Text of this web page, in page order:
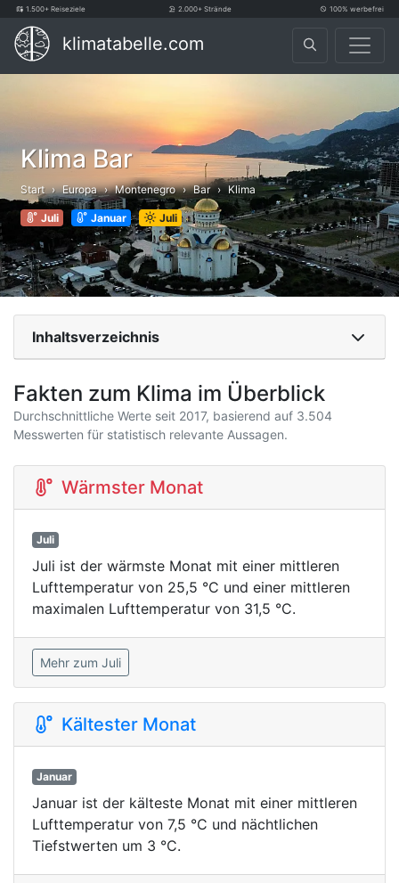
1.500+ Reiseziele 2.000+ Strände 100% werbefrei
klimatabelle.com
Klima Bar
Start Europa Montenegro Bar Klima
Juli Januar Juli
Inhaltsverzeichnis
Fakten zum Klima im Überblick
Durchschnittliche Werte seit 2017, basierend auf 3.504
Messwerten für statistisch relevante Aussagen.
Wärmster Monat
Juli
Juli ist der wärmste Monat mit einer mittleren
Lufttemperatur von 25,5 °C und einer mittleren
maximalen Lufttemperatur von 31,5 °C.
Mehr zum Juli
Kältester Monat
Januar
Januar ist der kälteste Monat mit einer mittleren
Lufttemperatur von 7,5 °C und nächtlichen
Tiefstwerten um 3 °C.